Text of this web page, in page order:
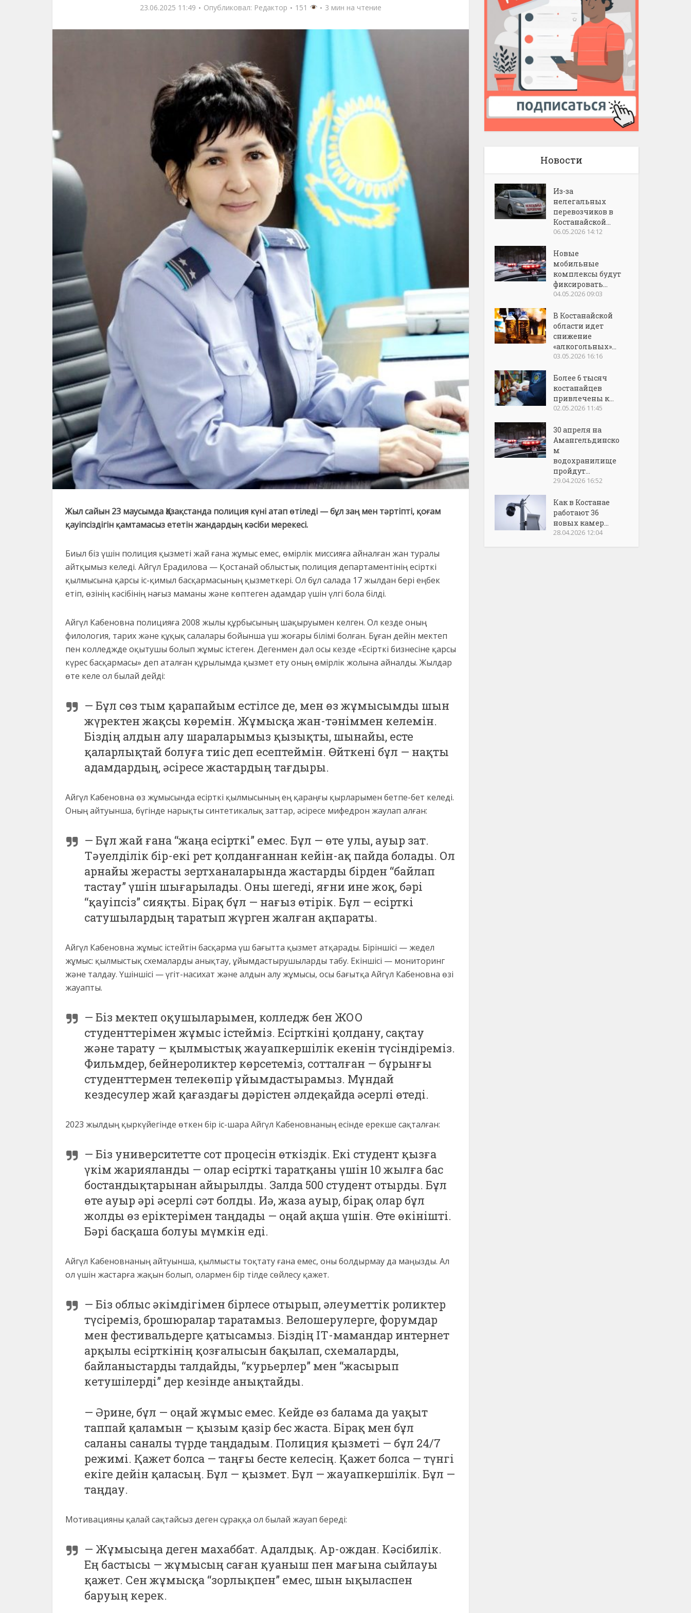
23.06.2025 11:49 Опубликовал: Редактор 151 3 мин на чтение
Жыл сайын 23 маусымда Қазақстанда полиция күні атап өтіледі — бұл заң мен тәртіпті, қоғам
қауіпсіздігін қамтамасыз ететін жандардың кәсіби мерекесі.
Биыл біз үшін полиция қызметі жай ғана жұмыс емес, өмірлік миссияға айналған жан туралы
айтқымыз келеді. Айгүл Ерадилова — Қостанай облыстық полиция департаментінің есірткі
қылмысына қарсы іс-қимыл басқармасының қызметкері. Ол бұл салада 17 жылдан бері еңбек
етіп, өзінің кәсібінің нағыз маманы және көптеген адамдар үшін үлгі бола білді.
Айгүл Кабеновна полицияға 2008 жылы құрбысының шақыруымен келген. Ол кезде оның
филология, тарих және құқық салалары бойынша үш жоғары білімі болған. Бұған дейін мектеп
пен колледжде оқытушы болып жұмыс істеген. Дегенмен дәл осы кезде «Есірткі бизнесіне қарсы
күрес басқармасы» деп аталған құрылымда қызмет ету оның өмірлік жолына айналды. Жылдар
өте келе ол былай дейді:
— Бұл сөз тым қарапайым естілсе де, мен өз жұмысымды шын
жүректен жақсы көремін. Жұмысқа жан-тәніммен келемін.
Біздің алдын алу шараларымыз қызықты, шынайы, есте
қаларлықтай болуға тиіс деп есептеймін. Өйткені бұл — нақты
адамдардың, әсіресе жастардың тағдыры.
Айгүл Кабеновна өз жұмысында есірткі қылмысының ең қараңғы қырларымен бетпе-бет келеді.
Оның айтуынша, бүгінде нарықты синтетикалық заттар, әсіресе мифедрон жаулап алған:
— Бұл жай ғана “жаңа есірткі” емес. Бұл — өте улы, ауыр зат.
Тәуелділік бір-екі рет қолданғаннан кейін-ақ пайда болады. Ол
арнайы жерасты зертханаларында жастарды бірден “байлап
тастау” үшін шығарылады. Оны шегеді, яғни ине жоқ, бәрі
“қауіпсіз” сияқты. Бірақ бұл — нағыз өтірік. Бұл — есірткі
сатушылардың таратып жүрген жалған ақпараты.
Айгүл Кабеновна жұмыс істейтін басқарма үш бағытта қызмет атқарады. Біріншісі — жедел
жұмыс: қылмыстық схемаларды анықтау, ұйымдастырушыларды табу. Екіншісі — мониторинг
және талдау. Үшіншісі — үгіт-насихат және алдын алу жұмысы, осы бағытқа Айгүл Кабеновна өзі
жауапты.
— Біз мектеп оқушыларымен, колледж бен ЖОО
студенттерімен жұмыс істейміз. Есірткіні қолдану, сақтау
және тарату — қылмыстық жауапкершілік екенін түсіндіреміз.
Фильмдер, бейнероликтер көрсетеміз, сотталған — бұрынғы
студенттермен телекөпір ұйымдастырамыз. Мұндай
кездесулер жай қағаздағы дәрістен әлдеқайда әсерлі өтеді.
2023 жылдың қыркүйегінде өткен бір іс-шара Айгүл Кабеновнаның есінде ерекше сақталған:
— Біз университетте сот процесін өткіздік. Екі студент қызға
үкім жарияланды — олар есірткі таратқаны үшін 10 жылға бас
бостандықтарынан айырылды. Залда 500 студент отырды. Бұл
өте ауыр әрі әсерлі сәт болды. Иә, жаза ауыр, бірақ олар бұл
жолды өз еріктерімен таңдады — оңай ақша үшін. Өте өкінішті.
Бәрі басқаша болуы мүмкін еді.
Айгүл Кабеновнаның айтуынша, қылмысты тоқтату ғана емес, оны болдырмау да маңызды. Ал
ол үшін жастарға жақын болып, олармен бір тілде сөйлесу қажет.
— Біз облыс әкімдігімен бірлесе отырып, әлеуметтік роликтер
түсіреміз, брошюралар таратамыз. Велошерулерге, форумдар
мен фестивальдерге қатысамыз. Біздің ІТ-мамандар интернет
арқылы есірткінің қозғалысын бақылап, схемаларды,
байланыстарды талдайды, “курьерлер” мен “жасырып
кетушілерді” дер кезінде анықтайды.
— Әрине, бұл — оңай жұмыс емес. Кейде өз балама да уақыт
таппай қаламын — қызым қазір бес жаста. Бірақ мен бұл
саланы саналы түрде таңдадым. Полиция қызметі — бұл 24/7
режимі. Қажет болса — таңғы бесте келесің. Қажет болса — түнгі
екіге дейін қаласың. Бұл — қызмет. Бұл — жауапкершілік. Бұл —
таңдау.
Мотивацияны қалай сақтайсыз деген сұраққа ол былай жауап береді:
— Жұмысыңа деген махаббат. Адалдық. Ар-ождан. Кәсібилік.
Ең бастысы — жұмысың саған қуаныш пен мағына сыйлауы
қажет. Сен жұмысқа “зорлықпен” емес, шын ықыласпен
баруың керек.
Новости
Из-за
нелегальных
перевозчиков в
Костанайской...
06.05.2026 14:12
Новые
мобильные
комплексы будут
фиксировать...
04.05.2026 09:03
В Костанайской
области идет
снижение
«алкогольных»...
03.05.2026 16:16
Более 6 тысяч
костанайцев
привлечены к...
02.05.2026 11:45
30 апреля на
Амангельдинско
м
водохранилище
пройдут...
29.04.2026 16:52
Как в Костанае
работают 36
новых камер...
28.04.2026 12:04